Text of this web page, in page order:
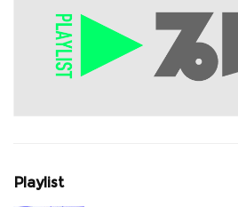
Playlist